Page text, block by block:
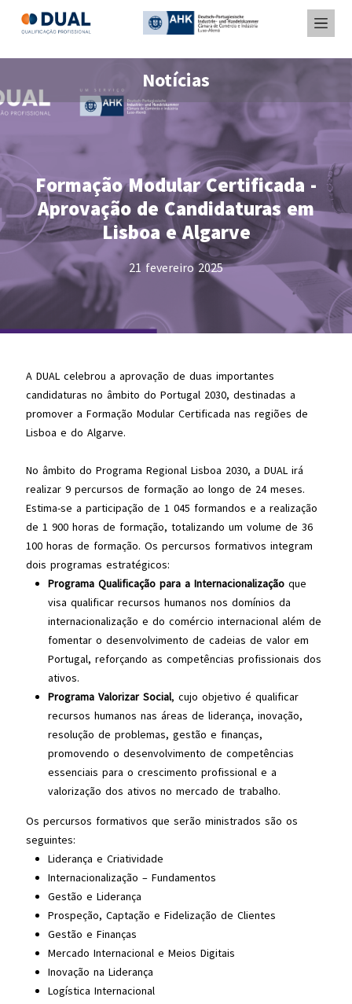
Notícias
Formação Modular Certificada -
Aprovação de Candidaturas em
Lisboa e Algarve
21 fevereiro 2025
A DUAL celebrou a aprovação de duas importantes
candidaturas no âmbito do Portugal 2030, destinadas a
promover a Formação Modular Certificada nas regiões de
Lisboa e do Algarve.
No âmbito do Programa Regional Lisboa 2030, a DUAL irá
realizar 9 percursos de formação ao longo de 24 meses.
Estima-se a participação de 1 045 formandos e a realização
de 1 900 horas de formação, totalizando um volume de 36
100 horas de formação. Os percursos formativos integram
dois programas estratégicos:
Programa Qualificação para a Internacionalizaçãoque
visa qualificar recursos humanos nos domínios da
internacionalização e do comércio internacional além de
fomentar o desenvolvimento de cadeias de valor em
Portugal, reforçando as competências profissionais dos
ativos.
Programa Valorizar Social, cujo objetivo é qualificar
recursos humanos nas áreas de liderança, inovação,
resolução de problemas, gestão e finanças,
promovendo o desenvolvimento de competências
essenciais para o crescimento profissional e a
valorização dos ativos no mercado de trabalho.
Os percursos formativos que serão ministrados são os
seguintes:
Liderança e Criatividade
Internacionalização – Fundamentos
Gestão e Liderança
Prospeção, Captação e Fidelização de Clientes
Gestão e Finanças
Mercado Internacional e Meios Digitais
Inovação na Liderança
Logística Internacional